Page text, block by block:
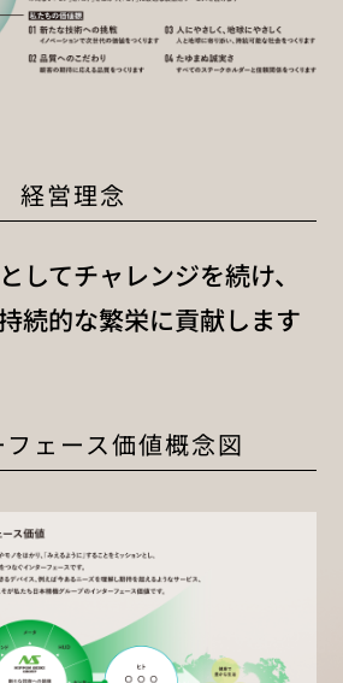
経営理念
してチャレンジを続け、
続的な繁栄に貢献します
ェース価値概念図